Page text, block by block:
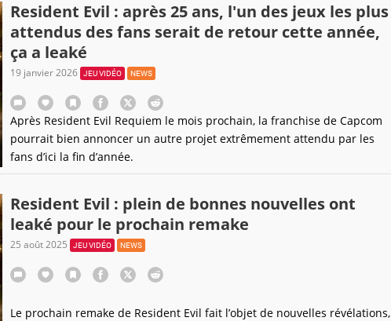
Resident Evil : après 25 ans, l'un des jeux les plus
attendus des fans serait de retour cette année,
ça a leaké
19 janvier 2026 JEU VIDÉO NEWS
Après Resident Evil Requiem le mois prochain, la franchise de Capcom
pourrait bien annoncer un autre projet extrêmement attendu par les
fans d’ici la fin d’année.
Resident Evil : plein de bonnes nouvelles ont
leaké pour le prochain remake
25 août 2025 JEU VIDÉO NEWS
Le prochain remake de Resident Evil fait l’objet de nouvelles révélations,